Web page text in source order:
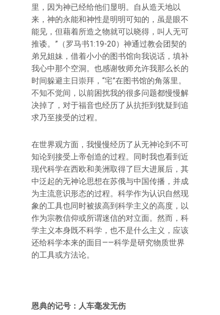
里，因为神已经给他们显明。自从造天地以
来，神的永能和神性是明明可知的，虽是眼不
能见，但藉着所造之物就可以晓得，叫人无可
推诿。”（罗马书1:19-20）神通过教会团契的
弟兄姐妹，借着小小的图书馆向我说话，填补
我心中那个空洞。也感谢牧师允许我那么长的
时间躲避主日崇拜，“宅”在图书馆的角落里。
不知不觉间，以前困扰我的很多问题都慢慢解
决掉了，对于福音也经历了从抗拒到犹疑到追
求乃至接受的过程。
在世界观方面，我慢慢经历了从无神论到不可
知论到接受上帝创造的过程。同时我也看到近
现代科学在西欧和美洲取得了巨大进展后，其
中泛起的无神论思想在苏俄与中国传播，并成
为主流意识形态的过程。科学作为认识自然现
象的工具也同时被拔高到科学主义的高度，以
作为宗教信仰或所谓迷信的对立面。然而，科
学主义本身既不科学，也不是什么主义，应该
还给科学本来的面目——科学是研究物质世界
的工具或方法论。
恩典的记号：人车毫发无伤